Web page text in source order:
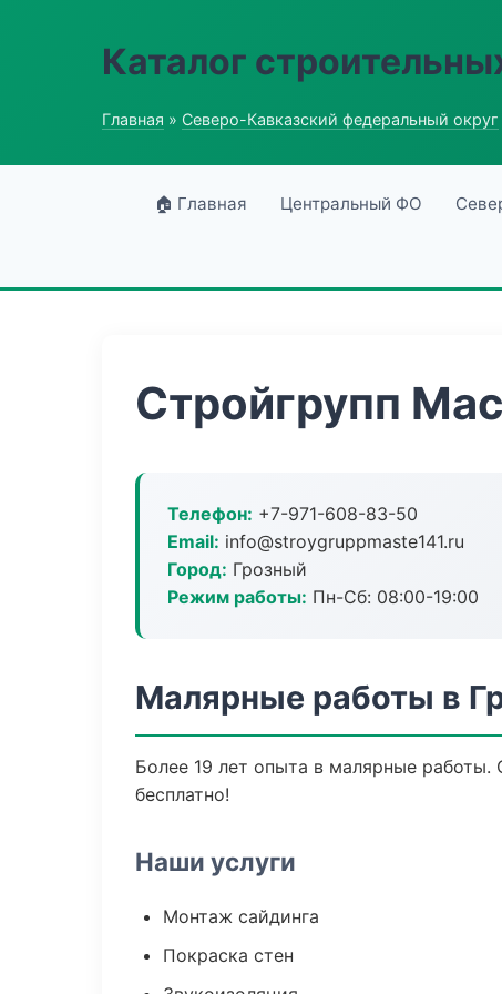
Каталог
Главная » Северо-Кавказский федеральный округ
🏠 Главная Центральный ФО
Стройгрупп
Телефон: +7-971-608-83-50
Email: info@stroygruppmaste141.ru
Город: Грозный
Режим работы: Пн-Сб: 08:00-19:00
Малярные работы в
Более 19 лет опыта в малярные работы.
бесплатно!
Наши услуги
Монтаж сайдинга
Покраска стен